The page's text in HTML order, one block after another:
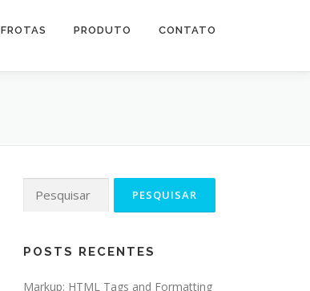
FROTAS PRODUTO CONTATO
por:
POSTS RECENTES
Markup: HTML Tags and Formatting